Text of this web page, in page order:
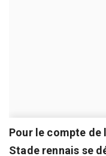
Pour le compte de
Stade rennais se